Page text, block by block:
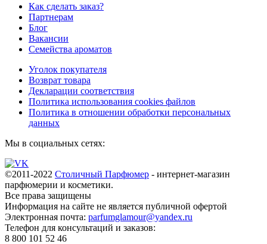
Как сделать заказ?
Партнерам
Блог
Вакансии
Семейства ароматов
Уголок покупателя
Возврат товара
Декларации соответствия
Политика использования cookies файлов
Политика в отношении обработки персональных
данных
Мы в социальных сетях:
©2011-2022 Столичный Парфюмер - интернет-магазин
парфюмерии и косметики.
Все права защищены
Информация на сайте не является публичной офертой
Электронная почта: parfumglamour@yandex.ru
Телефон для консультаций и заказов:
8 800 101 52 46